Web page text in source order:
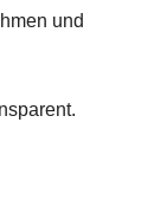
und